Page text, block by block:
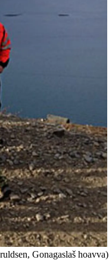
Gonagaslaš hoavva)